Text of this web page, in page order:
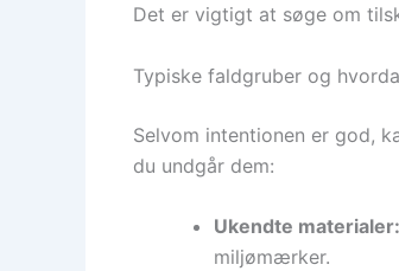
Det er vigtigt at søge om
Typiske faldgruber og
Selvom intentionen er god,
du undgår dem:
Ukendte materialer:
miljømærker.